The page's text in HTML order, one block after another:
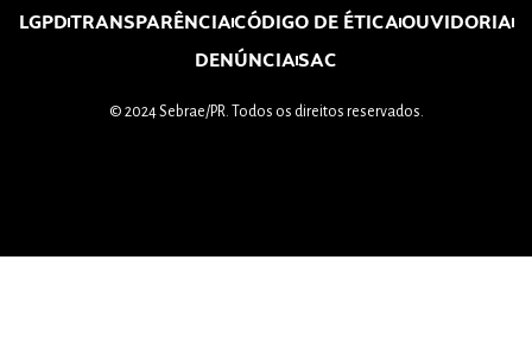
LGPDTRANSPARÊNCIACÓDIGO DE ÉTICAOUVIDORIA
DENÚNCIASAC
© 2024 Sebrae/PR. Todos os direitos reservados.